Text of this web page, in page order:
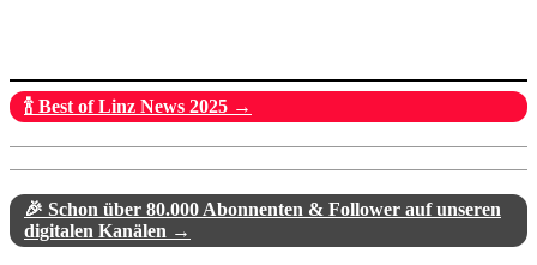
🍾 Best of Linz News 2025 →
🎉 Schon über 80.000 Abonnenten & Follower auf unseren
digitalen Kanälen →